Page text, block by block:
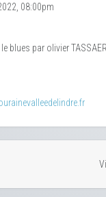
08:00pm
blues par olivier